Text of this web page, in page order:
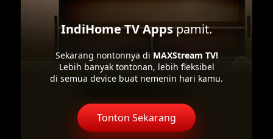
IndiHome TV Appspamit.
Sekarang nontonnya di MAXStream TV!
Lebih banyak tontonan, lebih fleksibel
di semua device buat nemenin hari kamu.
Tonton Sekarang